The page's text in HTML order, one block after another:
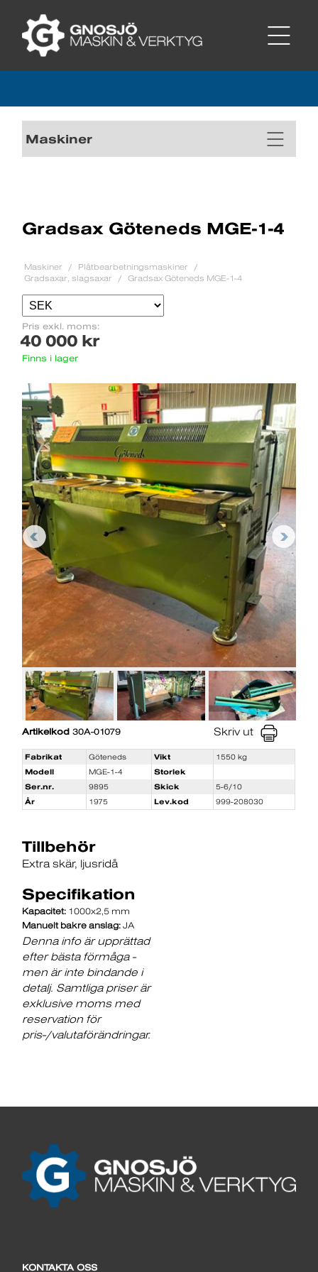
Maskiner
Gradsax Göteneds MGE-1-4
Maskiner
Plåtbearbetningsmaskiner
Gradsaxar, slagsaxar
Gradsax Göteneds MGE-1-4
Pris exkl. moms:
40 000 kr
Finns i lager
Artikelkod 30A-01079 Skriv ut
Fabrikat Göteneds Vikt
1550 kg
Modell
MGE-1-4
Storlek
Ser.nr.
9895 Skick
5-6/10
År
1975 Lev.kod 999-208030
Tillbehör
Extra skär ljusridå
Specifikation
Kapacitet: 1000x2,5 mm
Manuelt bakre anslag: JA
Denna info är upprättad
efter bästa förmåga -
men är inte bindande i
detalj. Samtliga priser är
exklusive moms med
reservation för
pris-/valutaförändringar.
KONTAKTA OSS